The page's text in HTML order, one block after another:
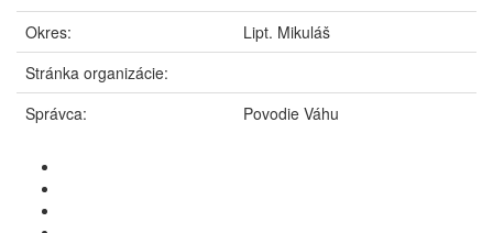
Okres:
Lipt. Mikuláš
Stránka organizácie:
Správca:
Povodie Váhu